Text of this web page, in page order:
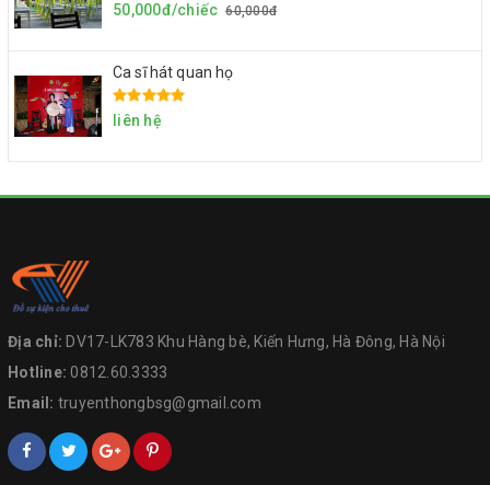
50,000đ/chiếc 60,000đ
Ca sĩ hát quan họ
liên hệ
Địa chỉ: DV17-LK783 Khu Hàng bè, Kiến Hưng, Hà Đông, Hà Nội
Hotline:0812.60.3333
Email: truyenthongbsg@gmail.com